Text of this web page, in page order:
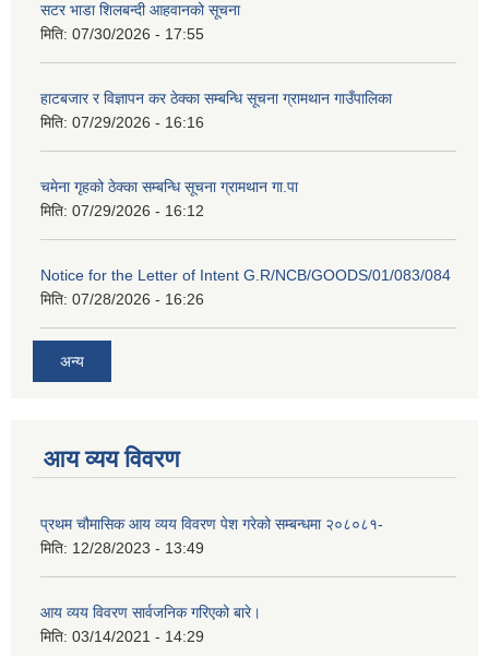
सटर भाडा शिलबन्दी आहवानको सूचना
मिति: 07/30/2026 - 17:55
हाटबजार र विज्ञापन कर ठेक्का सम्बन्धि सूचना ग्रामथान गाउँपालिका
मिति: 07/29/2026 - 16:16
चमेना गृहको ठेक्का सम्बन्धि सूचना ग्रामथान गा.पा
मिति: 07/29/2026 - 16:12
Notice for the Letter of Intent G.R/NCB/GOODS/01/083/084
मिति: 07/28/2026 - 16:26
अन्य
आय व्यय विवरण
प्रथम चौमासिक आय व्यय विवरण पेश गरेको सम्बन्धमा २०८०८१-
मिति: 12/28/2023 - 13:49
आय व्यय विवरण सार्वजनिक गरिएको बारे।
मिति: 03/14/2021 - 14:29